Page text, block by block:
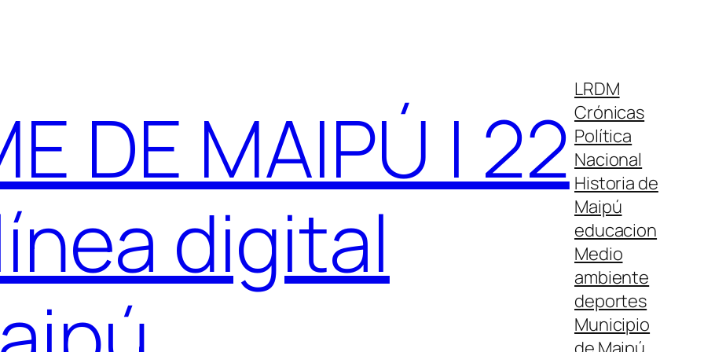
DE MAIPÚ | 22
digital
LRDM
Crónicas
Política
Nacional
Historia de
Maipú
educacion
Medio
ambiente
deportes
Municipio